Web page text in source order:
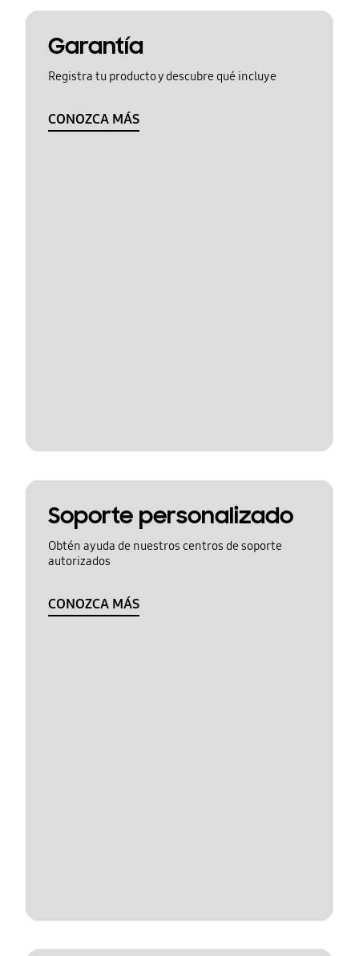
Garantía
Registra tu producto y descubre qué incluye
CONOZCA MÁS
Soporte personalizado
Obtén ayuda de nuestros centros de soporte
autorizados
CONOZCA MÁS